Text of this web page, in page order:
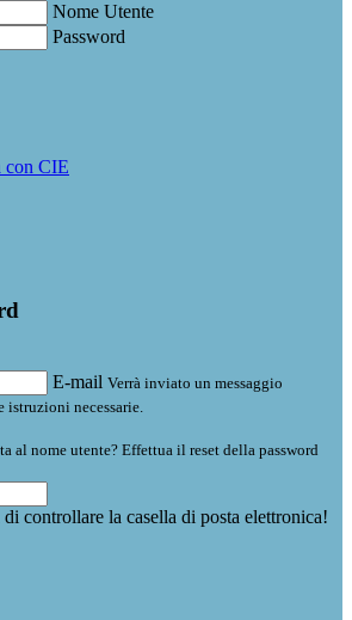
Nome Utente
Password
con CIE
E-mail Verrà inviato un messaggio
necessarie.
al nome utente? Effettua il reset della password
controllare la casella di posta elettronica!